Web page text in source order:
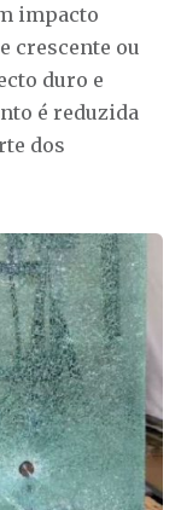
impacto
crescente ou
duro e
é reduzida
dos